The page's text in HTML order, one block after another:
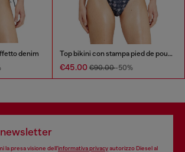
denim Top bikini con stampa pied de poule all-over
€45.00 €90.00-50%
la presa visione dell’informativa privacyautorizzo Diesel al